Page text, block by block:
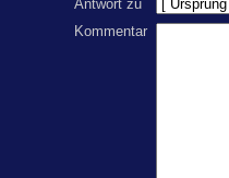
Antwort zu
Kommentar